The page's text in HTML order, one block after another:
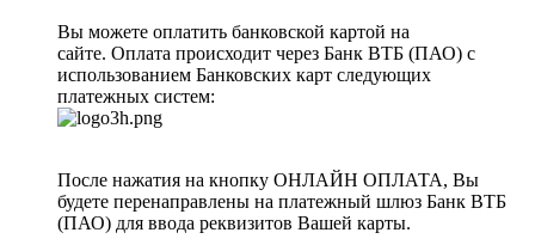
Вы можете оплатить банковской картой на
сайте. Оплата происходит через Банк ВТБ (ПАО) с
использованием Банковских карт следующих
платежных систем:
После нажатия на кнопку ОНЛАЙН ОПЛАТА, Вы
будете перенаправлены на платежный шлюз Банк ВТБ
(ПАО) для ввода реквизитов Вашей карты.